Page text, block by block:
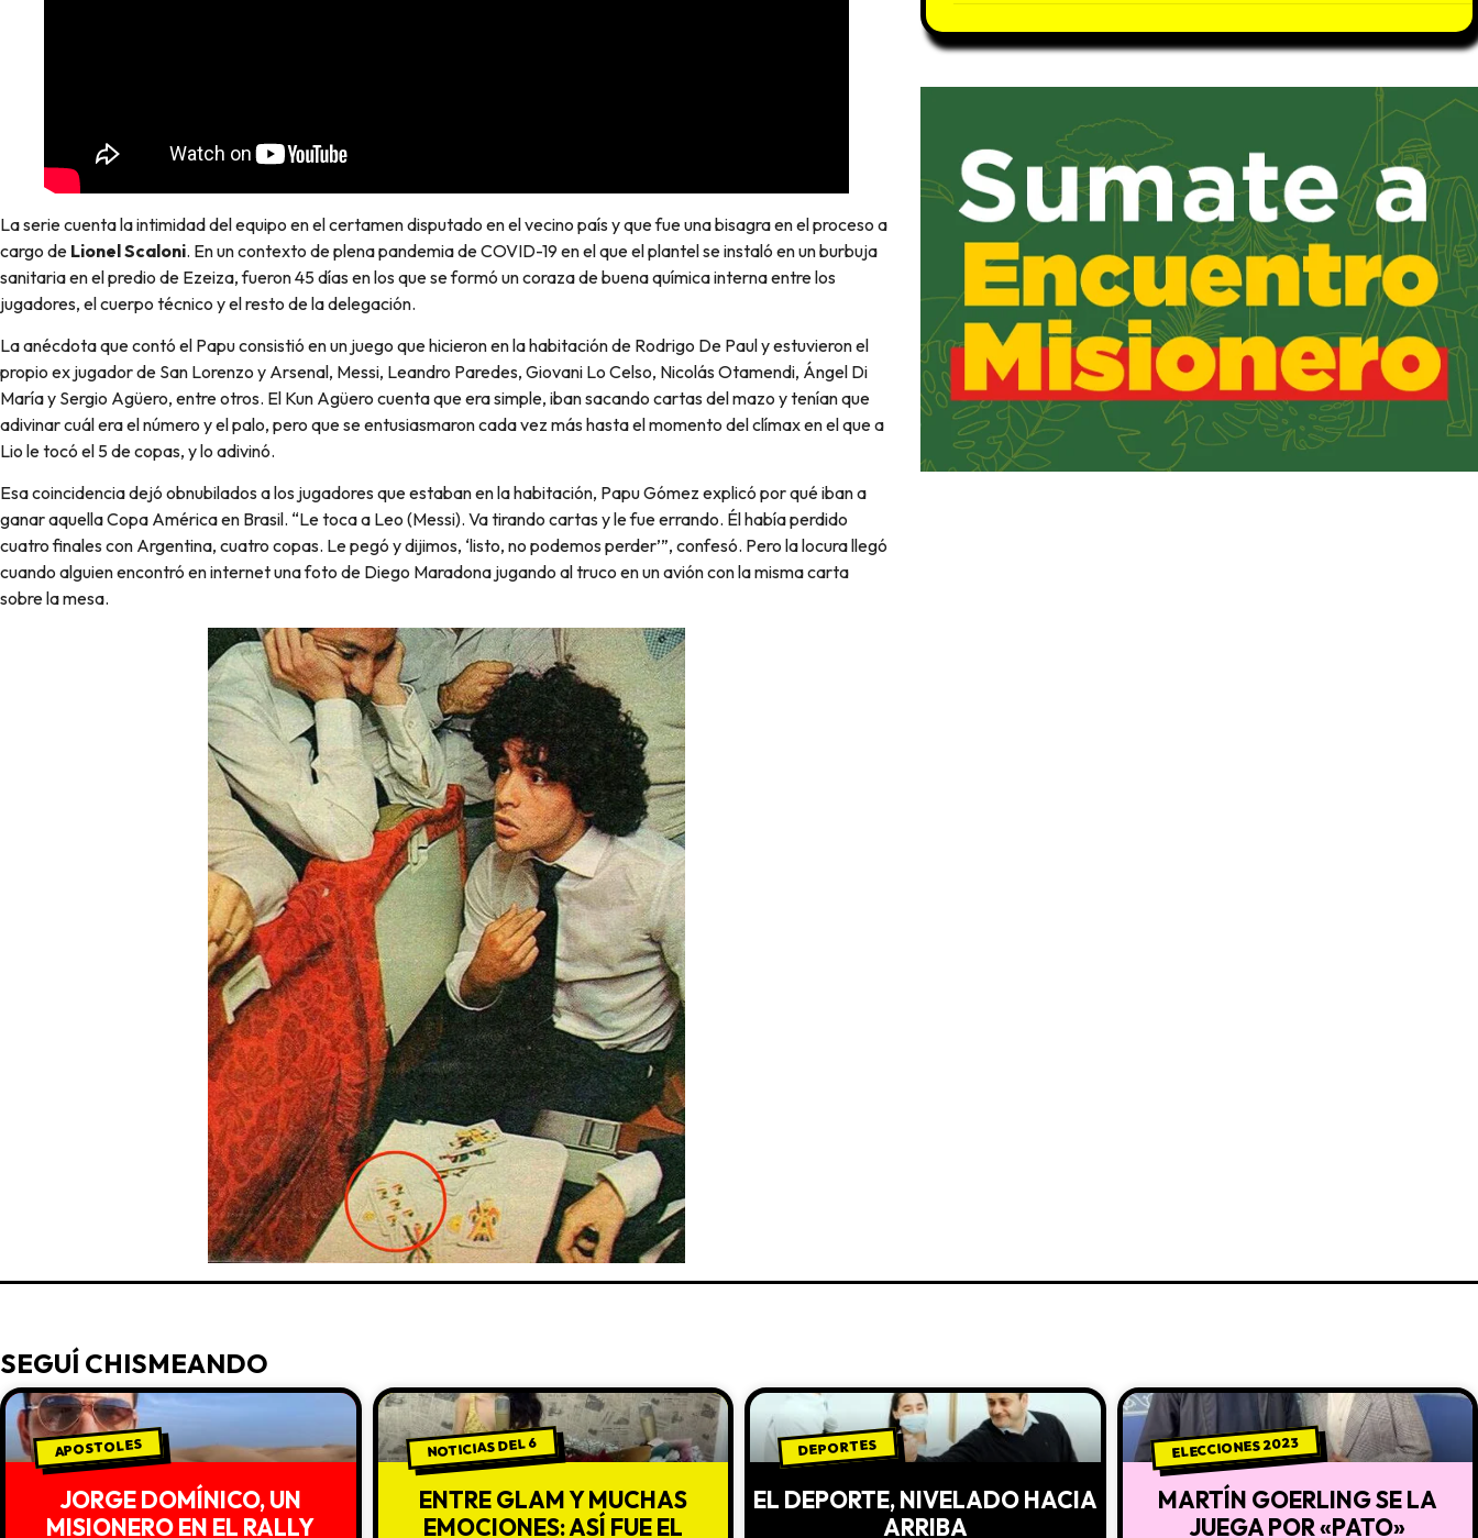
La serie cuenta la intimidad del equipo en el certamen disputado en el vecino país y que fue una bisagra en el proceso a
cargo de Lionel Scaloni. En un contexto de plena pandemia de COVID-19 en el que el plantel se instaló en un burbuja
sanitaria en el predio de Ezeiza, fueron 45 días en los que se formó un coraza de buena química interna entre los
jugadores, el cuerpo técnico y el resto de la delegación.
La anécdota que contó el Papu consistió en un juego que hicieron en la habitación de Rodrigo De Paul y estuvieron el
propio ex jugador de San Lorenzo y Arsenal, Messi, Leandro Paredes, Giovani Lo Celso, Nicolás Otamendi, Ángel Di
María y Sergio Agüero, entre otros. El Kun Agüero cuenta que era simple, iban sacando cartas del mazo y tenían que
adivinar cuál era el número y el palo, pero que se entusiasmaron cada vez más hasta el momento del clímax en el que a
Lio le tocó el 5 de copas, y lo adivinó.
Esa coincidencia dejó obnubilados a los jugadores que estaban en la habitación, Papu Gómez explicó por qué iban a
ganar aquella Copa América en Brasil. “Le toca a Leo (Messi). Va tirando cartas y le fue errando. Él había perdido
cuatro finales con Argentina, cuatro copas. Le pegó y dijimos, ‘listo, no podemos perder’”, confesó. Pero la locura llegó
cuando alguien encontró en internet una foto de Diego Maradona jugando al truco en un avión con la misma carta
sobre la mesa.
SEGUÍ CHISMEANDO
APOSTOLES
JORGE DOMÍNICO, UN
MISIONERO EN EL RALLY
NOTICIAS DEL 6
ENTRE GLAM Y MUCHAS
EMOCIONES: ASÍ FUE EL
DEPORTES
EL DEPORTE, NIVELADO HACIA
ARRIBA
ELECCIONES 2023
MARTÍN GOERLING SE LA
JUEGA POR «PATO»